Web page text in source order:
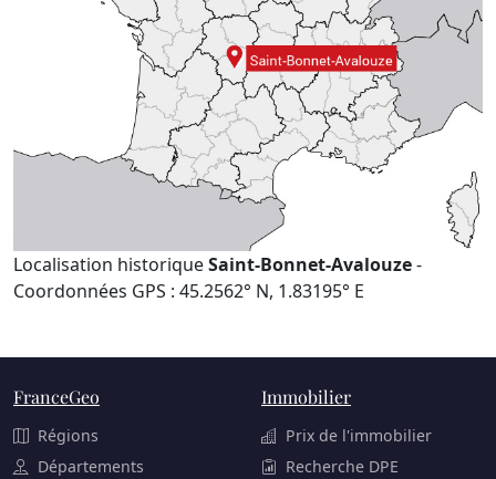
Localisation historiqueSaint-Bonnet-Avalouze-
Coordonnées GPS : 45.2562° N, 1.83195° E
FranceGeo
Régions
Départements
Immobilier
Prix de l'immobilier
Recherche DPE